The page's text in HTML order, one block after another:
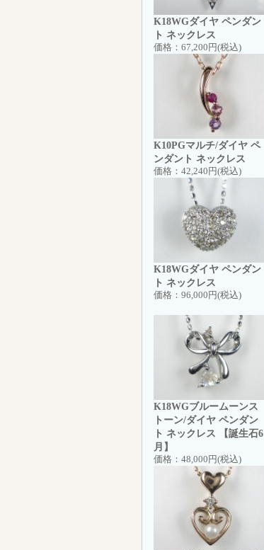
K18WGダイヤ ペンダン
ト ネックレス
価格： 67,200円(税込)
K10PGマルチ/ダイヤ ペ
ンダント ネックレス
価格： 42,240円(税込)
K18WGダイヤ ペンダン
ト ネックレス
価格： 96,000円(税込)
K18WGブルームーンス
トーン/ダイヤ ペンダン
ト ネックレス 【誕生石6
月】
価格： 48,000円(税込)